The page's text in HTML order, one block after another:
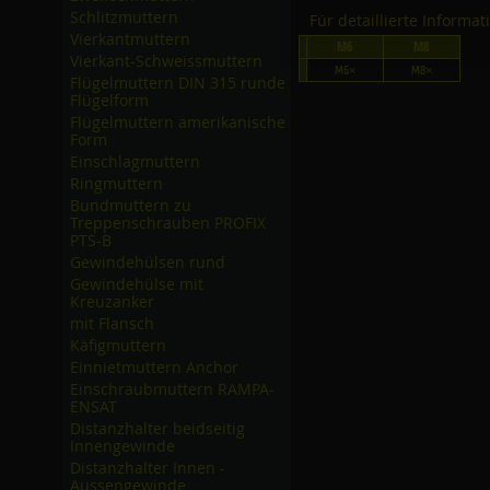
Schlitzmuttern
Vierkantmuttern
Vierkant-Schweissmuttern
Flügelmuttern DIN 315 runde
Flügelform
Flügelmuttern amerikanische
Form
Einschlagmuttern
Ringmuttern
Bundmuttern zu
Treppenschrauben PROFIX
PTS-B
Gewindehülsen rund
Gewindehülse mit
Kreuzanker
mit Flansch
Käfigmuttern
Einnietmuttern Anchor
Einschraubmuttern RAMPA-
ENSAT
Distanzhalter beidseitig
Innengewinde
Distanzhalter Innen -
Aussengewinde
Für detaillierte
M6× M8×